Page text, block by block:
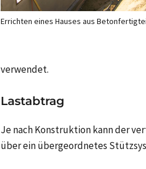
Errichten eines Hauses aus
verwendet.
Lastabtrag
Je nach Konstruktion kann der
über ein übergeordnetes